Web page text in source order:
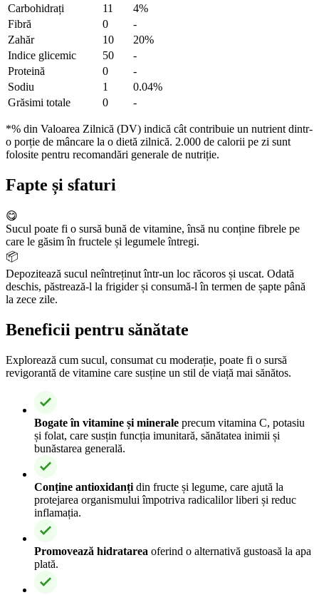
Carbohidrați
11
4%
Fibră
0
-
Zahăr
10
20%
Indice glicemic
50
-
Proteină
0
-
Sodiu
1
0.04%
Grăsimi totale
0 -
*% din Valoarea Zilnică (DV) indică cât contribuie un nutrient dintr-
o porție de mâncare la o dietă zilnică. 2.000 de calorii pe zi sunt
folosite pentru recomandări generale de nutriție.
Fapte și sfaturi
😋
Sucul poate fi o sursă bună de vitamine, însă nu conține fibrele pe
care le găsim în fructele și legumele întregi.
📦
Depozitează sucul neîntreținut într-un loc răcoros și uscat. Odată
deschis, păstrează-l la frigider și consumă-l în termen de șapte până
la zece zile.
Beneficii pentru sănătate
Explorează cum sucul, consumat cu moderație, poate fi o sursă
revigorantă de vitamine care susține un stil de viață mai sănătos.
Bogate în vitamine și minerale precum vitamina C, potasiu
și folat, care susțin funcția imunitară, sănătatea inimii și
bunăstarea generală.
Conține antioxidanți din fructe și legume, care ajută la
protejarea organismului împotriva radicalilor liberi și reduc
inflamația.
Promovează hidratarea oferind o alternativă gustoasă la apa
plată.